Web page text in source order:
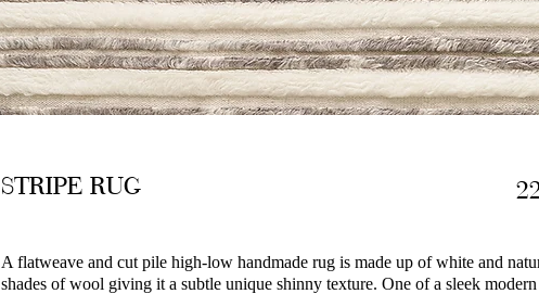
STRIPE RUG
A flatweave and cut pile high-low handmade rug is made up of white and
shades of wool giving it a subtle unique shinny texture. One of a sleek